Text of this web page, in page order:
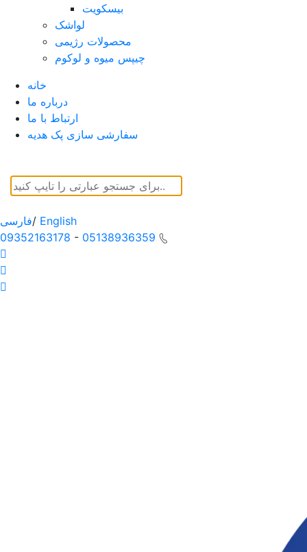
بیسکویت
لواشک
محصولات رژیمی
چیپس میوه و لوکوم
خانه
درباره ما
ارتباط با ما
سفارشی سازی پک هدیه
فارسی/ English
09352163178 - 05138936359